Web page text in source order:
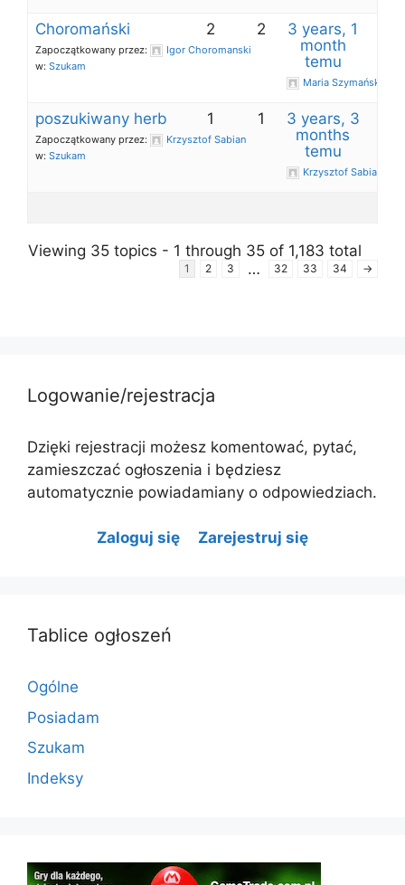
Choromański
Zapoczątkowany przez:
Igor Choromanski
w: Szukam
2 2
3 years, 1
month
temu
Maria Szymańska
poszukiwany herb
Zapoczątkowany przez:
Krzysztof Sabian
w: Szukam
1 1
3 years, 3
months
temu
Krzysztof Sabian
Viewing 35 topics - 1 through 35 of 1,183 total
1 2 3 … 32 33 34 →
Logowanie/rejestracja
Dzięki rejestracji możesz komentować, pytać,
zamieszczać ogłoszenia i będziesz
automatycznie powiadamiany o odpowiedziach.
Zaloguj się Zarejestruj się
Tablice ogłoszeń
Ogólne
Posiadam
Szukam
Indeksy